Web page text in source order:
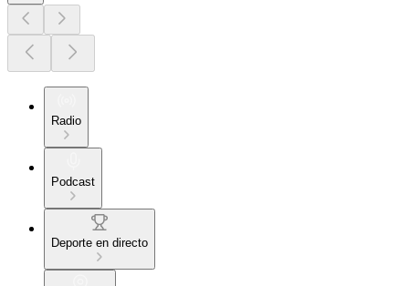
Radio
Podcast
Deporte en directo